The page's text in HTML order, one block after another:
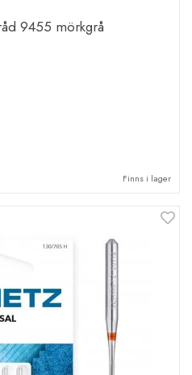
9455 mörkgrå
Finns i lager